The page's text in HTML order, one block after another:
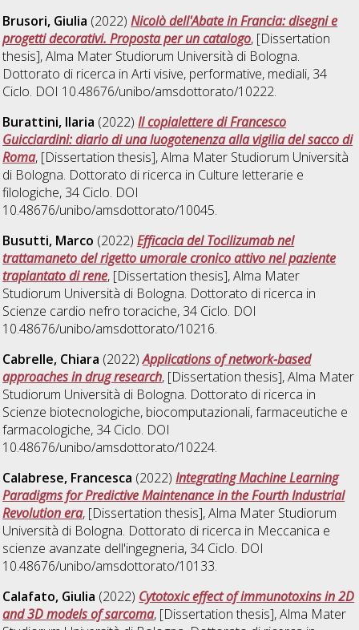
Brusori, Giulia (2022)Nicolò dell'Abate in Francia: disegni e
progetti decorativi. Proposta per un catalogo, [Dissertation
thesis], Alma Mater Studiorum Università di Bologna.
Dottorato di ricerca inArti visive, performative, mediali, 34
Ciclo. DOI 10.48676/unibo/amsdottorato/10222.
Burattini, Ilaria (2022)Il copialettere di Francesco
Guicciardini: diario di una luogotenenza alla vigilia del sacco di
Roma, [Dissertation thesis], Alma Mater Studiorum Università
di Bologna. Dottorato di ricerca in Culture letterarie e
filologiche, 34 Ciclo. DOI
10.48676/unibo/amsdottorato/10045.
Busutti, Marco (2022)Efficacia del Tocilizumab nel
trattamaneto del rigetto umorale cronico attivo nel paziente
trapiantato di rene, [Dissertation thesis], Alma Mater
Studiorum Università di Bologna. Dottorato di ricerca in
Scienze cardio nefro toraciche, 34 Ciclo. DOI
10.48676/unibo/amsdottorato/10216.
Cabrelle, Chiara (2022)Applications of network-based
approaches in drug research, [Dissertation thesis], Alma Mater
Studiorum Università di Bologna. Dottorato di ricerca in
Scienze biotecnologiche, biocomputazionali, farmaceutiche e
farmacologiche, 34 Ciclo. DOI
10.48676/unibo/amsdottorato/10224.
Calabrese, Francesca (2022)Integrating Machine Learning
Paradigms for Predictive Maintenance in the Fourth Industrial
Revolution era, [Dissertation thesis], Alma Mater Studiorum
Università di Bologna. Dottorato di ricerca in Meccanica e
scienze avanzate dell'ingegneria, 34 Ciclo. DOI
10.48676/unibo/amsdottorato/10133.
Calafato, Giulia (2022) Cytotoxic effect of immunotoxins in 2D
and 3D models of sarcoma, [Dissertation thesis], Alma Mater